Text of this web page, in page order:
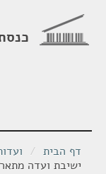
דף הבית /
ישיבת ועדה מתאריך 24/07/